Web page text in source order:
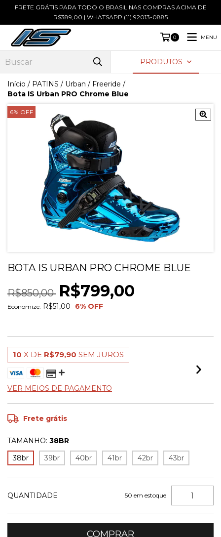
FRETE GRÁTIS PARA TODO O BRASIL NAS COMPRAS ACIMA DE
R$389,00 | WHATSAPP (11) 92013-0885
0 MENU
PRODUTOS
Início / PATINS / Urban / Freeride /
Bota IS Urban PRO Chrome Blue
6% OFF
BOTA IS URBAN PRO CHROME BLUE
R$850,00 R$799,00
Economize: R$51,00 6% OFF
10 X DE R$79,90 SEM JUROS
VER MEIOS DE PAGAMENTO
Frete grátis
TAMANHO: 38BR
38br
39br 40br 41br 42br 43br
QUANTIDADE 50 em estoque